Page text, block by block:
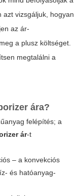
vizsgáljuk, hogyan
az ár-
a plusz költséget.
megtalálni a
ára?
felépítés; a
ár-t
– a konvekciós
és hatóanyag-